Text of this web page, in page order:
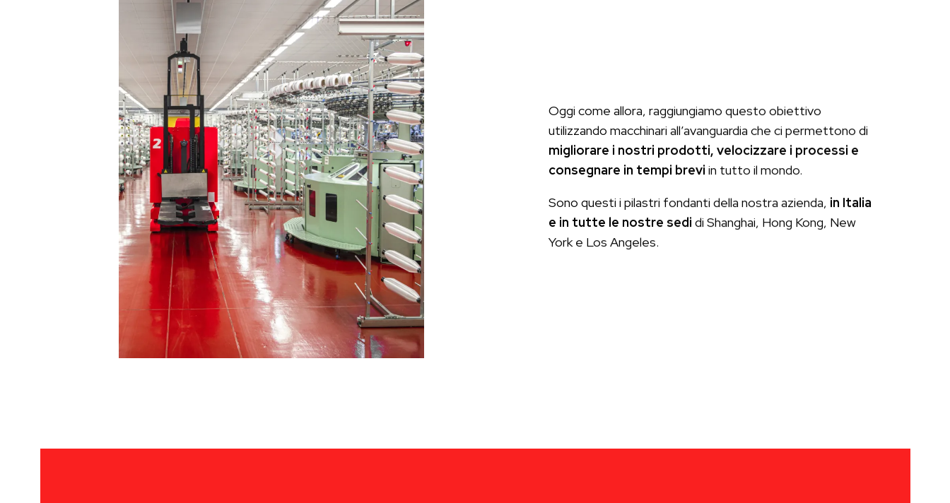
Oggi come allora, raggiungiamo questo obiettivo
utilizzando macchinari all’avanguardia che ci permettono di
migliorare i nostri prodotti, velocizzare i processi e
consegnare in tempi brevi in tutto il mondo.
Sono questi i pilastri fondanti della nostra azienda, in Italia
e in tutte le nostre sedi di Shanghai, Hong Kong, New
York e Los Angeles.